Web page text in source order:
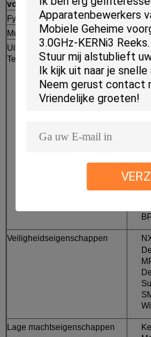
voorgeheugengrootte
Fysiek geheugen
8 GB
Multiverwerking
Uitbreidingen en
Technologieën
Veiligheidseigenschappen
Lage machtseigenschappen